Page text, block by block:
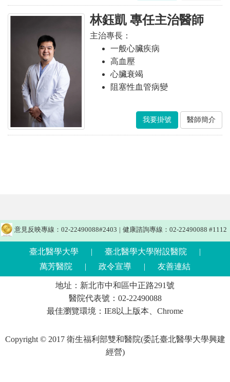
林鈺凱 專任主治醫師
主治專長：
一般心臟疾病
高血壓
心臟衰竭
阻塞性血管病變
我要掛號 醫師簡介
意見反映專線：02-22490088#2403 | 健康諮詢專線：02-22490088 #1112
臺北醫學大學 | 臺北醫學大學附設醫院
|
萬芳醫院
| 政令宣導 | 友善連結
地址：新北市中和區中正路291號
醫院代表號：02-22490088
最佳瀏覽環境：IE8以上版本、Chrome
Copyright © 2017 衛生福利部雙和醫院(委託臺北醫學大學興建
經營)